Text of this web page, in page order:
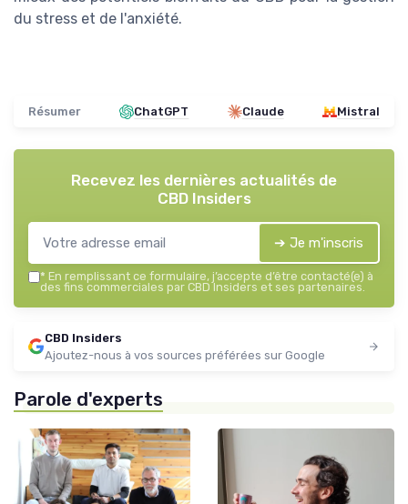
du stress et de l'anxiété.
Résumer ChatGPT Claude Mistral
Recevez les dernières actualités de
CBD Insiders
➔ Je m'inscris
* En remplissant ce formulaire, j’accepte d’être contacté(e) à
des fins commerciales par CBD Insiders et ses partenaires.
CBD Insiders
Ajoutez-nous à vos sources préférées sur Google
Parole d'experts